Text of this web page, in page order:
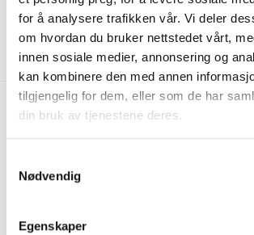
for å analysere trafikken vår. Vi deler
om hvordan du bruker nettstedet vårt,
innen sosiale medier, annonsering og
kan kombinere den med annen
tilgjengelig for dem, eller som de har
din bruk av tjenestene deres.
Nødvendig
Egenskaper
50.00 kr
KJØP
FRAKT PÅ ORDRE 0-1499
handlekurven/checkout. Prisen avhenger av